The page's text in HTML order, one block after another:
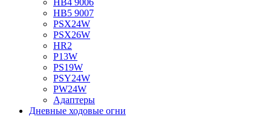
HB4 9006
HB5 9007
PSX24W
PSX26W
HR2
P13W
PS19W
PSY24W
PW24W
Адаптеры
Дневные ходовые огни